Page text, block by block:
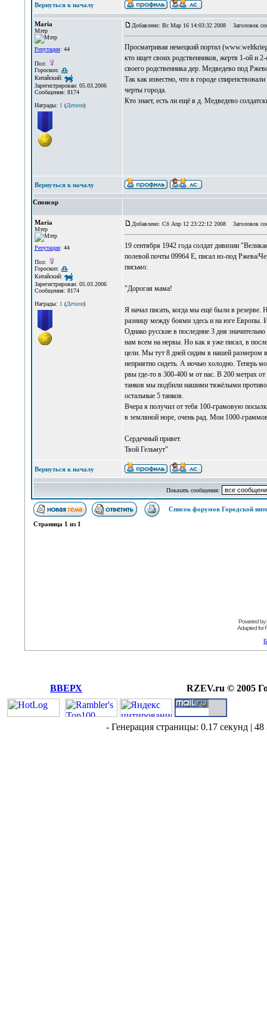
Вернуться к началу
Maria
Мэтр
Репутация: 44
Пол:
Гороскоп:
Китайский:
Зарегистрирован: 05.03.2006
Сообщения: 8174
Награды: 1(Детали)
Добавлено: Вс Мар 16 14:03:32 2008 Заголовок
Просматривая немецкий портал
кто ищет своих родственников, жертв 1-ой и
своего родственника дер. Медведево под
Так как известно, что в городе
черты города.
Кто знает, есть ли ещё в д. Медведево
Вернуться к началу
Спонсор
Maria
Мэтр
Репутация: 44
Пол:
Гороскоп:
Китайский:
Зарегистрирован: 05.03.2006
Сообщения: 8174
Награды: 1(Детали)
Добавлено: Сб Апр 12 23:22:12 2008 Заголовок
19 сентября 1942 года солдат дивизии
полевой почты 09964 Е, писал из-под Ржева/
письмо:
"Дорогая мама!
Я начал писать, когда мы ещё были в резерве.
разницу между боями здесь и на юге Европы.
Однако русские в последние 3 дня
нам всем на нервы. Но как я уже писал, в
цели. Мы тут 8 дней сидим в нашей размером
неприятно сидеть. А ночью холодно. Теперь
рвы где-то в 300-400 м от нас. В 200 метрах
танков мы подбили нашими тяжёлыми
остальные 5 танков.
Вчера я получил от тебя 100-грамовую
в земляной норе, очень рад. Мои 1000-
Сердечный привет.
Твой Гельмут"
Вернуться к началу
Показать сообщения:
Список форумов Городской
Страница 1 из 1
Powered by
Adapted for
ВВЕРХ RZEV.ru © 2005
- Генерация страницы: 0.17 секунд |